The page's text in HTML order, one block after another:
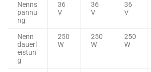
Nenns
pannu
ng
36
V
36
V
36
V
Nenn
dauerl
eistun
g
250
W
250
W
250
W